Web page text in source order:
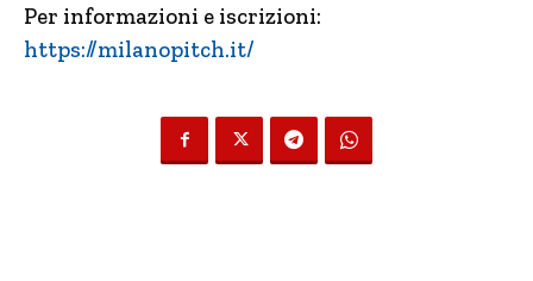
Per informazioni e iscrizioni:
https://milanopitch.it/